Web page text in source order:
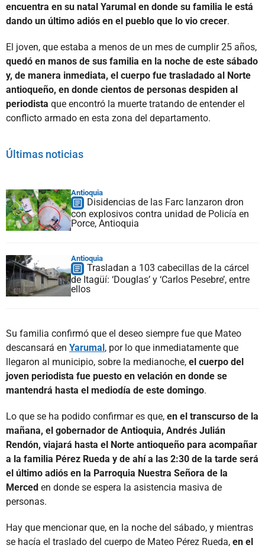
encuentra en su natal Yarumal en donde su familia le está
dando un último adiós en el pueblo que lo vio crecer.
El joven, que estaba a menos de un mes de cumplir 25 años,
quedó en manos de sus familia en la noche de este sábado
y, de manera inmediata, el cuerpo fue trasladado al Norte
antioqueño, en donde cientos de personas despiden al
periodista que encontró la muerte tratando de entender el
conflicto armado en esta zona del departamento.
Últimas noticias
Antioquia
Disidencias de las Farc lanzaron dron
con explosivos contra unidad de Policía en
Porce, Antioquia
Antioquia
Trasladan a 103 cabecillas de la cárcel
de Itagüí: ‘Douglas’ y ‘Carlos Pesebre’, entre
ellos
Su familia confirmó que el deseo siempre fue que Mateo
descansará en Yarumal, por lo que inmediatamente que
llegaron al municipio, sobre la medianoche, el cuerpo del
joven periodista fue puesto en velación en donde se
mantendrá hasta el mediodía de este domingo.
Lo que se ha podido confirmar es que, en el transcurso de la
mañana, el gobernador de Antioquia, Andrés Julián
Rendón, viajará hasta el Norte antioqueño para acompañar
a la familia Pérez Rueda y de ahí a las 2:30 de la tarde será
el último adiós en la Parroquia Nuestra Señora de la
Merced en donde se espera la asistencia masiva de
personas.
Hay que mencionar que, en la noche del sábado, y mientras
se hacía el traslado del cuerpo de Mateo Pérez Rueda, en el